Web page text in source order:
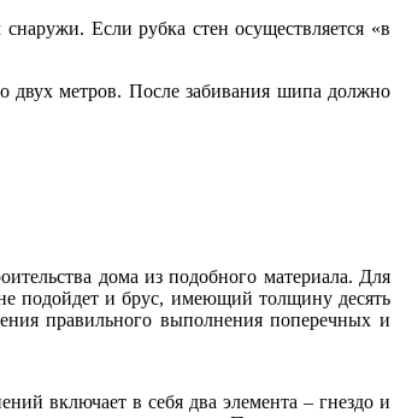
Если рубка стен осуществляется «в
двух метров. После забивания шипа должно
дома из подобного материала. Для
подойдет и брус, имеющий толщину десять
правильного выполнения поперечных и
включает в себя два элемента – гнездо и